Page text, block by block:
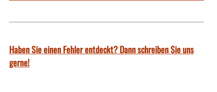
Haben Sie einen Fehler entdeckt? Dann schreiben Sie uns
gerne!